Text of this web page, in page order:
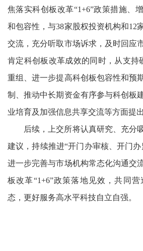
焦落实科创板改革“1+6”政策措施、
和包容性，与38家股权投资机构和12
交流，充分听取市场诉求，及时回应
肯定科创板改革成效的同时，从支持
重组、进一步提高科创板包容性和预
制、推动中长期资金有序参与科创板
业培育及加强信息共享交流等方面提
后续，上交所将认真研究、充分
建议，持续推进“开门办审核、开门办
进一步完善与市场机构常态化沟通交
板改革“1+6”政策落地见效，共同
态，更好服务高水平科技自立自强。